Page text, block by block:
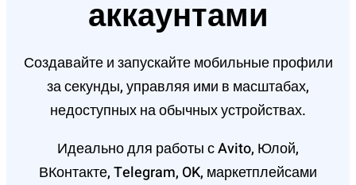
аккаунтами
Создавайте и запускайте мобильные профили
за секунды, управляя ими в масштабах,
недоступных на обычных устройствах.
Идеально для работы с Avito, Юлой,
ВКонтакте, Telegram, OK, маркетплейсами